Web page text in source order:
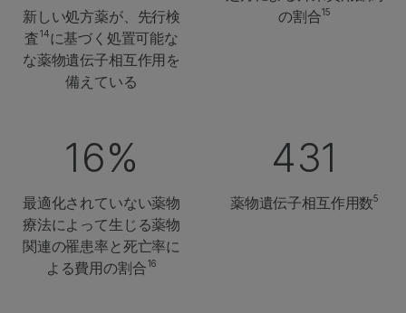
新しい処方薬が、先行検
査14に基づく処置可能な
な薬物遺伝子相互作用を
備えている
の割合15
16%
最適化されていない薬物
療法によって生じる薬物
関連の罹患率と死亡率に
よる費用の割合16
431
薬物遺伝子相互作用数5